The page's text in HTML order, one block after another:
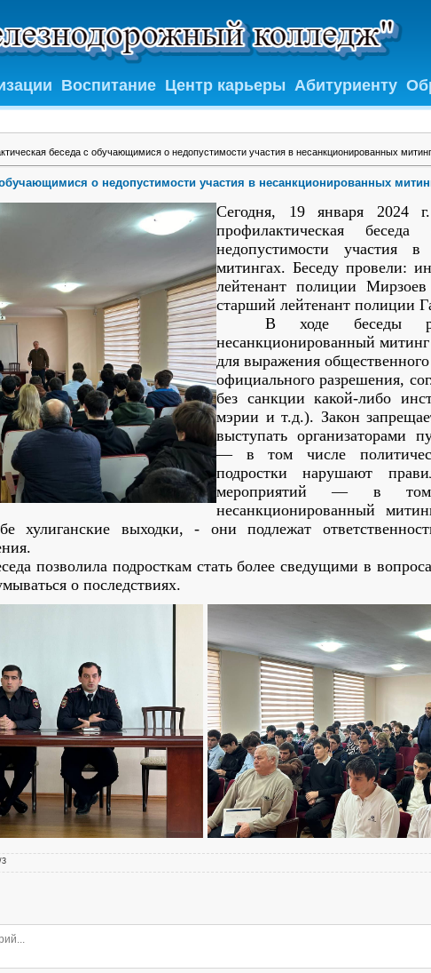
Воспитание Центр карьеры Абитуриенту
беседа с обучающимися о недопустимости участия в несанкционированных
о недопустимости участия в несанкционированных
Сегодня, 19 января 2024
профилактическая
недопустимости участия в
митингах. Беседу провели:
лейтенант полиции
старший лейтенант полиции
В ходе беседы
несанкционированный
для выражения
официального разрешения,
без санкции какой-либо
мэрии и т.д.). Закон
выступать организаторами
— в том числе
подростки нарушают
мероприятий — в
несанкционированный
хулиганские выходки, - они подлежат
позволила подросткам стать более сведущими в
о последствиях.
/3